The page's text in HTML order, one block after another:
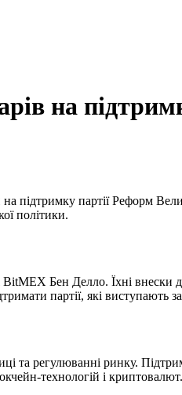
на
підтримку партії Реформ
політики.
Бен Делло. Їхні внески
партії, які виступають
та регулюванні ринку.
технологій і криптовалют.